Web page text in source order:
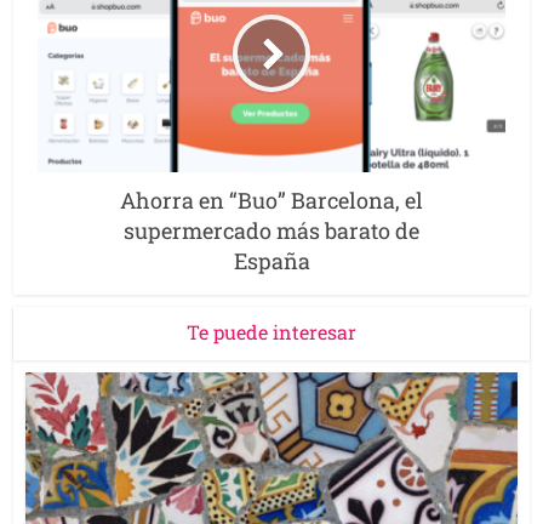
Ahorra en “Buo” Barcelona, el
supermercado más barato de
España
Te puede interesar